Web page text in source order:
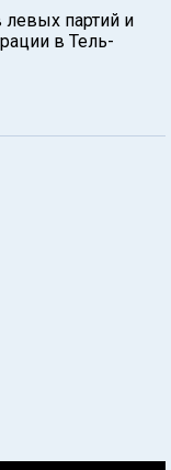
левых партий и
в Тель-